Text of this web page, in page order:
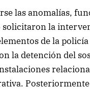
las anomalías,
la
de la
la detención del